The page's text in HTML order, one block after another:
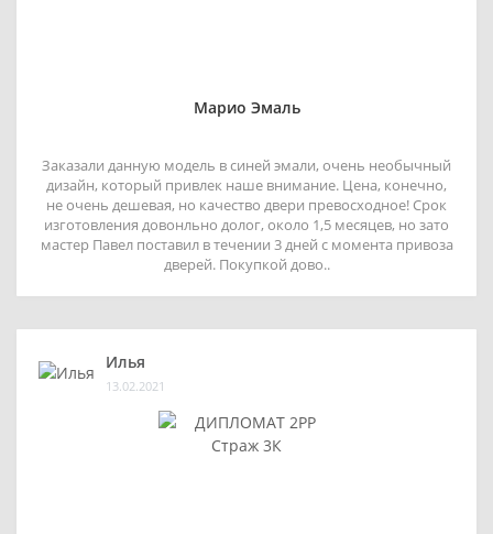
Марио Эмаль
Заказали данную модель в синей эмали, очень необычный
дизайн, который привлек наше внимание. Цена, конечно,
не очень дешевая, но качество двери превосходное! Срок
изготовления довонльно долог, около 1,5 месяцев, но зато
мастер Павел поставил в течении 3 дней с момента привоза
дверей. Покупкой дово..
Илья
13.02.2021